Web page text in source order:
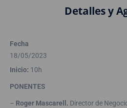
Detalles y
Fecha
18/05/2023
Inicio: 10h
PONENTES
– Roger Mascarell. Director de